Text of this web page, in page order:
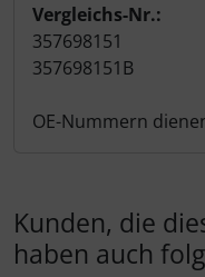
Vergleichs-Nr.:
357698151
357698151B
OE-Nummern
Kunden, die
haben auch